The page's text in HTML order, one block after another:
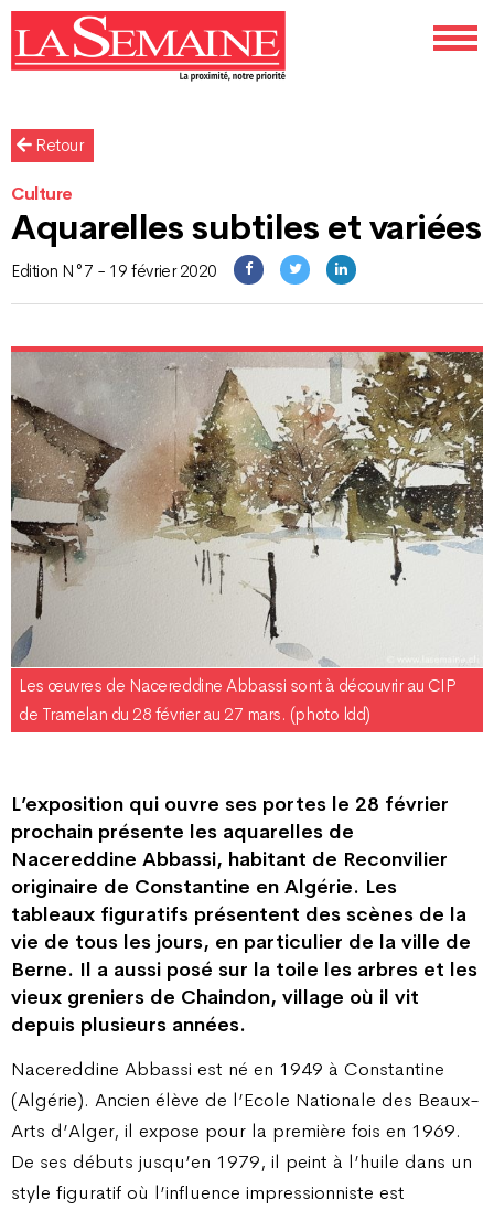
Retour
Culture
Aquarelles subtiles et variées
Edition N°7 - 19 février 2020
Les œuvres de Nacereddine Abbassi sont à découvrir au CIP
de Tramelan du 28 février au 27 mars. (photo ldd)
L’exposition qui ouvre ses portes le 28 février
prochain présente les aquarelles de
Nacereddine Abbassi, habitant de Reconvilier
originaire de Constantine en Algérie. Les
tableaux figuratifs présentent des scènes de la
vie de tous les jours, en particulier de la ville de
Berne. Il a aussi posé sur la toile les arbres et les
vieux greniers de Chaindon, village où il vit
depuis plusieurs années.
Nacereddine Abbassi est né en 1949 à Constantine
(Algérie). Ancien élève de l’Ecole Nationale des Beaux-
Arts d’Alger, il expose pour la première fois en 1969.
De ses débuts jusqu’en 1979, il peint à l’huile dans un
style figuratif où l’influence impressionniste est